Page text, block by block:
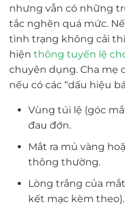
nhưng vẫn có những
tắc nghẽn quá mức.
tình trạng không cải
hiện thông tuyến lệ
chuyên dụng. Cha mẹ
nếu có các “dấu hiệu
Vùng túi lệ (góc
đau đớn.
Mắt ra mủ vàng
thông thường.
Lòng trắng của
kết mạc kèm theo).